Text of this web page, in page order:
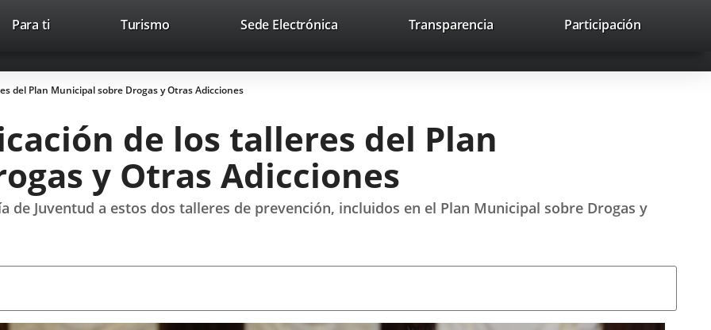
Trabaja con nosotros Contacto avaHeaderSocial
Enlace
una
Enlace
una
Enlace
una
Buscar
Para ti TurismoEste
abrirá
en
ventana
nueva.
Sede ElectrónicaEnlace
aplicación
Transparencia Participación
del Plan Municipal sobre Drogas y Otras Adicciones
de los talleres del Plan
y Otras Adicciones
de Juventud a estos dos talleres de prevención, incluidos en el Plan Municipal sobre Drogas y